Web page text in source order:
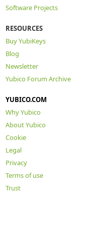
Software Projects
RESOURCES
Buy YubiKeys
Blog
Newsletter
Yubico Forum Archive
YUBICO.COM
Why Yubico
About Yubico
Cookie
Legal
Privacy
Terms of use
Trust